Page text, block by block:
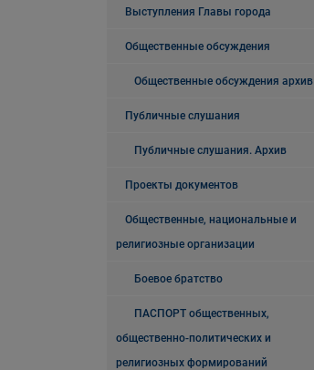
Выступления Главы города
Общественные обсуждения
Общественные обсуждения архив
Публичные слушания
Публичные слушания. Архив
Проекты документов
Общественные, национальные и
религиозные организации
Боевое братство
ПАСПОРТ общественных,
общественно-политических и
религиозных формирований